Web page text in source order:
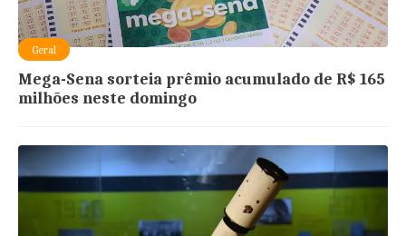
Geral
Mega-Sena sorteia prêmio acumulado de R$ 165
milhões neste domingo